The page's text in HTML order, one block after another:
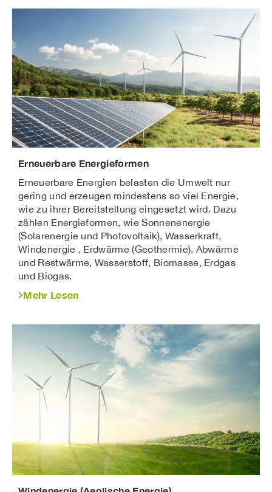
Erneuerbare Energieformen
Erneuerbare Energien belasten die Umwelt nur
gering und erzeugen mindestens so viel Energie,
wie zu ihrer Bereitstellung eingesetzt wird. Dazu
zählen Energieformen, wie Sonnenenergie
(Solarenergie und Photovoltaik), Wasserkraft,
Windenergie , Erdwärme (Geothermie), Abwärme
und Restwärme, Wasserstoff, Biomasse, Erdgas
und Biogas.
Mehr Lesen